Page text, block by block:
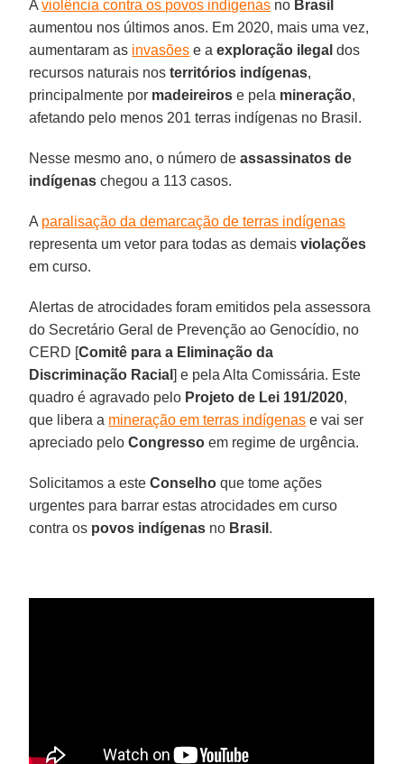
Aviolência contra os povos indígenas no Brasil
aumentou nos últimos anos. Em 2020, mais uma vez,
aumentaram as invasões e aexploração ilegal dos
recursos naturais nosterritórios indígenas,
principalmente por madeireiros e pela mineração,
afetando pelo menos 201 terras indígenas no Brasil.
Nesse mesmo ano, o número deassassinatos de
indígenas chegou a 113 casos.
A paralisação da demarcação de terras indígenas
representa um vetor para todas as demaisviolações
em curso.
Alertas de atrocidades foram emitidos pela assessora
do Secretário Geral de Prevenção ao Genocídio, no
CERD [Comitê para a Eliminação da
Discriminação Racial] e pela Alta Comissária. Este
quadro é agravado pelo Projeto de Lei 191/2020,
que libera a mineração em terras indígenas e vai ser
apreciado peloCongresso em regime de urgência.
Solicitamos a esteConselho que tome ações
urgentes para barrar estas atrocidades em curso
contra os povos indígenas no Brasil .